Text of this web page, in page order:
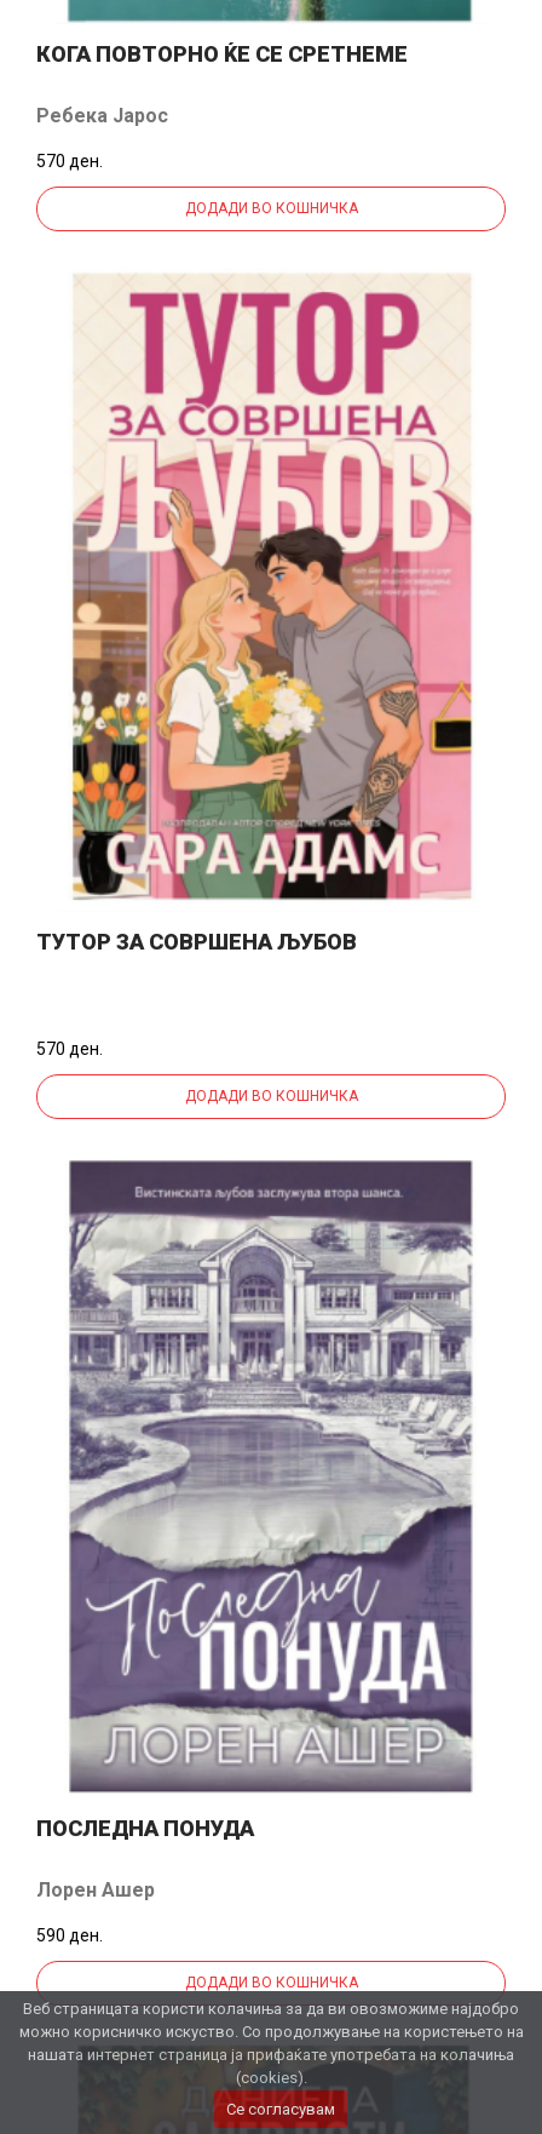
КОГА ПОВТОРНО ЌЕ СЕ СРЕТНЕМЕ
Ребека Јарос
570 ден.
ДОДАДИ ВО КОШНИЧКА
ТУТОР ЗА СОВРШЕНА ЉУБОВ
570 ден.
ДОДАДИ ВО КОШНИЧКА
ПОСЛЕДНА ПОНУДА
Лорен Ашер
590 ден.
ДОДАДИ ВО КОШНИЧКА
Веб страницата користи колачиња за да ви овозможиме најдобро
можно корисничко искуство. Со продолжување на користењето на
нашата интернет страница ја прифаќате употребата на колачиња
(cookies).
Се согласувам